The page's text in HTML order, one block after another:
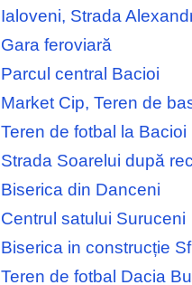
Ialoveni, Strada
Gara feroviară
Parcul central Bacioi
Market Cip, Teren de
Teren de fotbal la Bacioi
Strada Soarelui după
Biserica din Danceni
Centrul satului Suruceni
Biserica in construcție
Teren de fotbal Dacia